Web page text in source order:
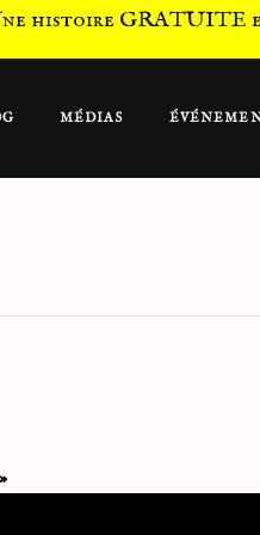
histoire GRATUITE
MÉDIAS
»